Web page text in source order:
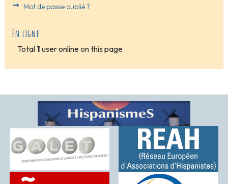
Mot de passe oublié ?
En ligne
Total 1 user online on this page